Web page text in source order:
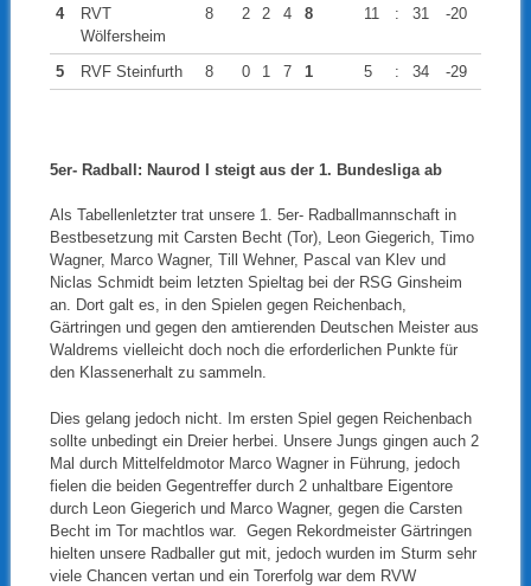
4
RVT
Wölfersheim
8 2 2 4 8 11 : 31 -20
5 RVF Steinfurth 8 0 1 7 1 5 : 34 -29
5er- Radball: Naurod I steigt aus der 1. Bundesliga ab
Als Tabellenletzter trat unsere 1. 5er- Radballmannschaft in
Bestbesetzung mit Carsten Becht (Tor), Leon Giegerich, Timo
Wagner, Marco Wagner, Till Wehner, Pascal van Klev und
Niclas Schmidt beim letzten Spieltag bei der RSG Ginsheim
an. Dort galt es, in den Spielen gegen Reichenbach,
Gärtringen und gegen den amtierenden Deutschen Meister aus
Waldrems vielleicht doch noch die erforderlichen Punkte für
den Klassenerhalt zu sammeln.
Dies gelang jedoch nicht. Im ersten Spiel gegen Reichenbach
sollte unbedingt ein Dreier herbei. Unsere Jungs gingen auch 2
Mal durch Mittelfeldmotor Marco Wagner in Führung, jedoch
fielen die beiden Gegentreffer durch 2 unhaltbare Eigentore
durch Leon Giegerich und Marco Wagner, gegen die Carsten
Becht im Tor machtlos war. Gegen Rekordmeister Gärtringen
hielten unsere Radballer gut mit, jedoch wurden im Sturm sehr
viele Chancen vertan und ein Torerfolg war dem RVW